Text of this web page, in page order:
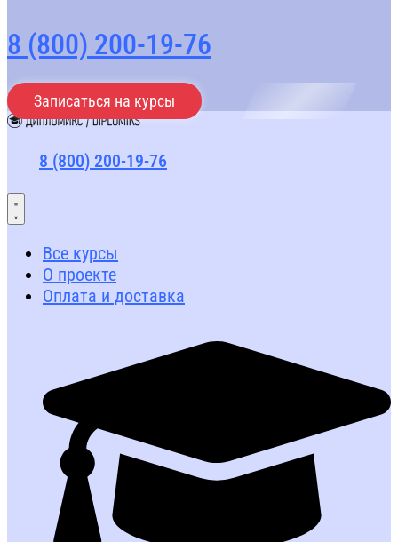
8 (800) 200-19-76
Записаться на курсы
8 (800) 200-19-76
Все курсы
О проекте
Оплата и доставка